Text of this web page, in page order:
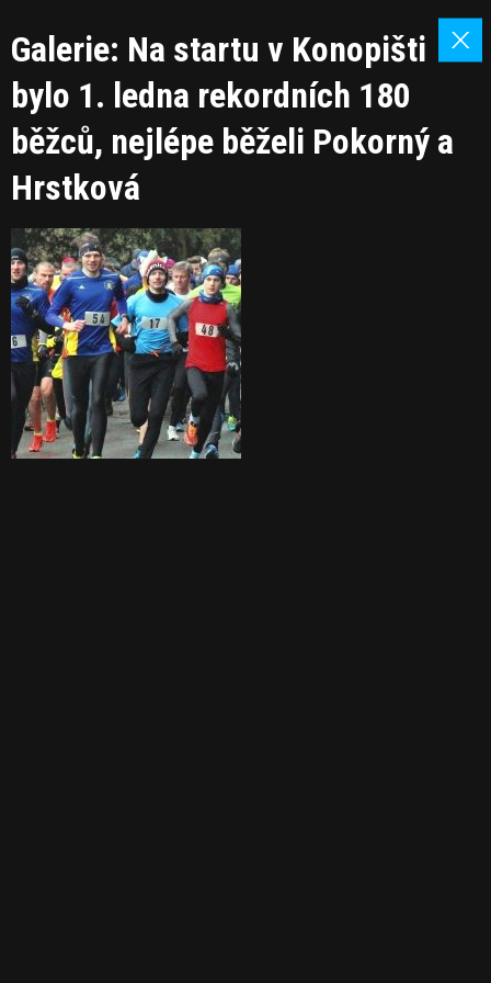
Galerie: Na startu v Konopišti
bylo 1. ledna rekordních 180
běžců, nejlépe běželi Pokorný a
Hrstková